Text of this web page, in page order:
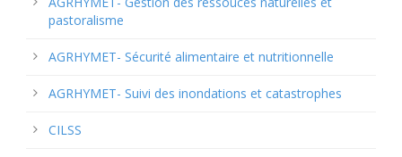
pastoralisme
AGRHYMET- Sécurité alimentaire et nutritionnelle
AGRHYMET- Suivi des inondations et catastrophes
CILSS